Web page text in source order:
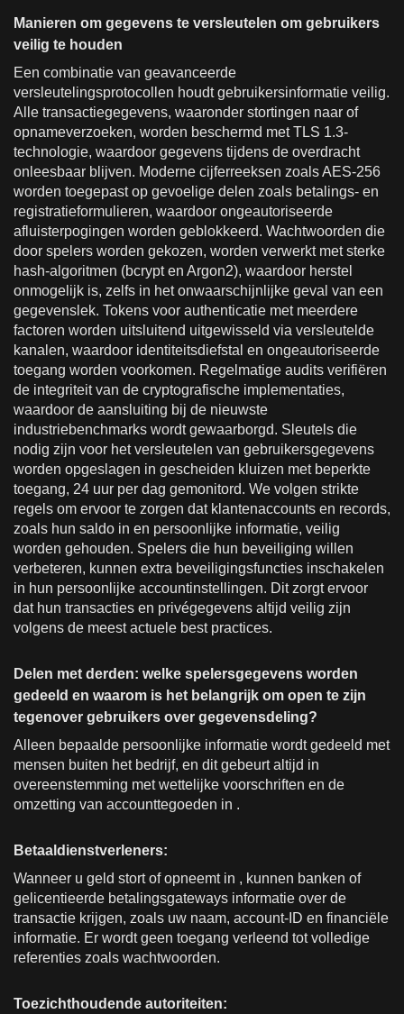
Manieren om gegevens te versleutelen om gebruikers
veilig te houden
Een combinatie van geavanceerde
versleutelingsprotocollen houdt gebruikersinformatie veilig.
Alle transactiegegevens, waaronder stortingen naar of
opnameverzoeken, worden beschermd met TLS 1.3-
technologie, waardoor gegevens tijdens de overdracht
onleesbaar blijven. Moderne cijferreeksen zoals AES-256
worden toegepast op gevoelige delen zoals betalings- en
registratieformulieren, waardoor ongeautoriseerde
afluisterpogingen worden geblokkeerd. Wachtwoorden die
door spelers worden gekozen, worden verwerkt met sterke
hash-algoritmen (bcrypt en Argon2), waardoor herstel
onmogelijk is, zelfs in het onwaarschijnlijke geval van een
gegevenslek. Tokens voor authenticatie met meerdere
factoren worden uitsluitend uitgewisseld via versleutelde
kanalen, waardoor identiteitsdiefstal en ongeautoriseerde
toegang worden voorkomen. Regelmatige audits verifiëren
de integriteit van de cryptografische implementaties,
waardoor de aansluiting bij de nieuwste
industriebenchmarks wordt gewaarborgd. Sleutels die
nodig zijn voor het versleutelen van gebruikersgegevens
worden opgeslagen in gescheiden kluizen met beperkte
toegang, 24 uur per dag gemonitord. We volgen strikte
regels om ervoor te zorgen dat klantenaccounts en records,
zoals hun saldo in en persoonlijke informatie, veilig
worden gehouden. Spelers die hun beveiliging willen
verbeteren, kunnen extra beveiligingsfuncties inschakelen
in hun persoonlijke accountinstellingen. Dit zorgt ervoor
dat hun transacties en privégegevens altijd veilig zijn
volgens de meest actuele best practices.
Delen met derden: welke spelersgegevens worden
gedeeld en waarom is het belangrijk om open te zijn
tegenover gebruikers over gegevensdeling?
Alleen bepaalde persoonlijke informatie wordt gedeeld met
mensen buiten het bedrijf, en dit gebeurt altijd in
overeenstemming met wettelijke voorschriften en de
omzetting van accounttegoeden in .
Betaaldienstverleners:
Wanneer u geld stort of opneemt in , kunnen banken of
gelicentieerde betalingsgateways informatie over de
transactie krijgen, zoals uw naam, account-ID en financiële
informatie. Er wordt geen toegang verleend tot volledige
referenties zoals wachtwoorden.
Toezichthoudende autoriteiten: